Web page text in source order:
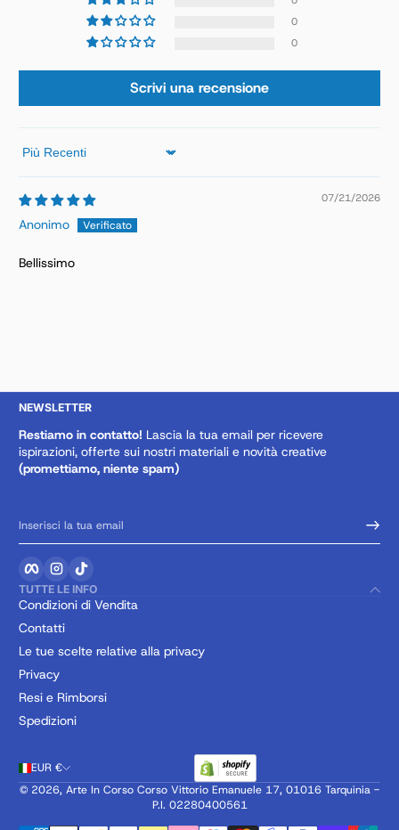
0
0
Scrivi una recensione
Sort by
07/21/2026
Anonimo
Bellissimo
NEWSLETTER
Restiamo in contatto! Lascia la tua email per ricevere
ispirazioni, offerte sui nostri materiali e novità creative
(promettiamo, niente spam)
Inserisci la tua email
FacebookInstagram
TUTTE LE INFO
Condizioni di Vendita
Contatti
Le tue scelte relative alla privacy
Privacy
Resi e Rimborsi
Spedizioni
EUR €
© 2026, Arte In Corso Corso Vittorio Emanuele 17, 01016 Tarquinia -
P.I. 02280400561
Metodi di pagamento